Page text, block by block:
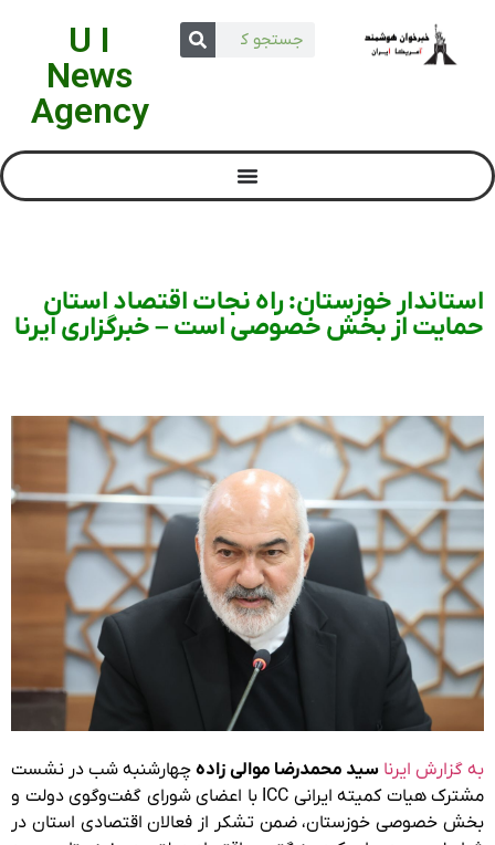
U I
News
Agency
استاندار خوزستان: راه نجات اقتصاد استان
حمایت از بخش خصوصی است – خبرگزاری ایرنا
به گزارش ایرنا سید محمدرضا موالی زادهچهارشنبه شب در نشست
مشترک هیات کمیته ایرانی ICC با اعضای شورای گفت‌وگوی دولت و
بخش خصوصی خوزستان، ضمن تشکر از فعالان اقتصادی استان در